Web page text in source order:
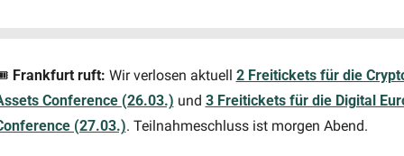
Frankfurt ruft: Wir verlosen aktuell 2 Freitickets für die
Conference (26.03.) und 3 Freitickets für die Digital
(27.03.). Teilnahmeschluss ist morgen Abend.